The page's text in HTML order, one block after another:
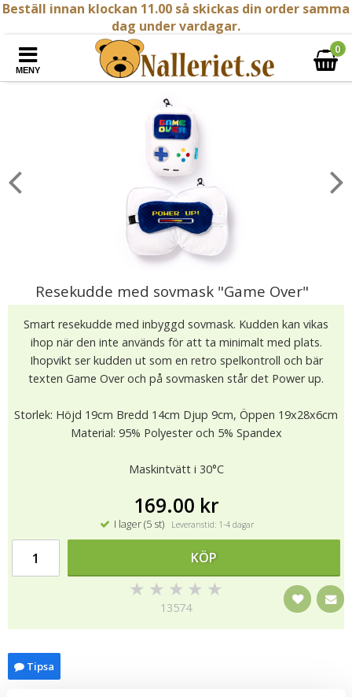
Beställ innan klockan 11.00 så skickas din order samma
dag under vardagar.
MENY
0
Resekudde med sovmask "Game Over"
Smart resekudde med inbyggd sovmask. Kudden kan vikas
ihop när den inte används för att ta minimalt med plats.
Ihopvikt ser kudden ut som en retro spelkontroll och bär
texten Game Over och på sovmasken står det Power up.
Storlek: Höjd 19cm Bredd 14cm Djup 9cm, Öppen 19x28x6cm
Material: 95% Polyester och 5% Spandex
Maskintvätt i 30°C
169.00 kr
I lager (5 st) Leveranstid: 1-4 dagar
KÖP
★ ★ ★ ★ ★
13574
Tipsa